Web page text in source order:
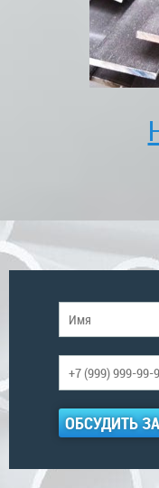
ОБСУДИТЬ